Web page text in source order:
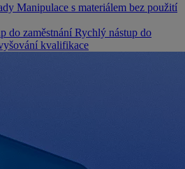
Manipulace s materiálem bez použití
do zaměstnání Rychlý nástup do
kvalifikace